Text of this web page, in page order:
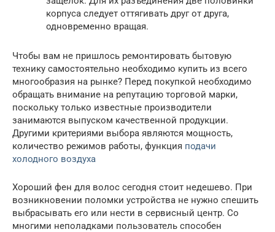
корпуса следует оттягивать друг от друга,
одновременно вращая.
Чтобы вам не пришлось ремонтировать бытовую
технику самостоятельно необходимо купить из всего
многообразия на рынке? Перед покупкой необходимо
обращать внимание на репутацию торговой марки,
поскольку только известные производители
занимаются выпуском качественной продукции.
Другими критериями выбора являются мощность,
количество режимов работы, функция подачи
холодного воздуха
Хороший фен для волос сегодня стоит недешево. При
возникновении поломки устройства не нужно спешить
выбрасывать его или нести в сервисный центр. Со
многими неполадками пользователь способен